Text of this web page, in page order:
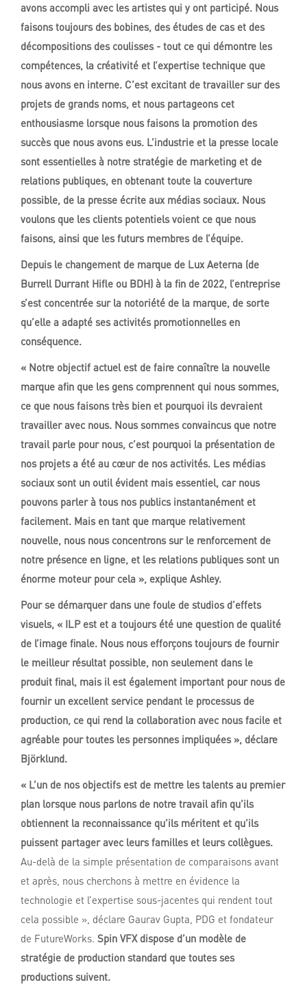
avons accompli avec les artistes qui y ont participé. Nous
faisons toujours des bobines, des études de cas et des
décompositions des coulisses - tout ce qui démontre les
compétences, la créativité et l’expertise technique que
nous avons en interne. C’est excitant de travailler sur des
projets de grands noms, et nous partageons cet
enthousiasme lorsque nous faisons la promotion des
succès que nous avons eus. L’industrie et la presse locale
sont essentielles à notre stratégie de marketing et de
relations publiques, en obtenant toute la couverture
possible, de la presse écrite aux médias sociaux. Nous
voulons que les clients potentiels voient ce que nous
faisons, ainsi que les futurs membres de l’équipe.
Depuis le changement de marque de Lux Aeterna (de
Burrell Durrant Hifle ou BDH) à la fin de 2022, l’entreprise
s’est concentrée sur la notoriété de la marque, de sorte
qu’elle a adapté ses activités promotionnelles en
conséquence.
« Notre objectif actuel est de faire connaître la nouvelle
marque afin que les gens comprennent qui nous sommes,
ce que nous faisons très bien et pourquoi ils devraient
travailler avec nous. Nous sommes convaincus que notre
travail parle pour nous, c’est pourquoi la présentation de
nos projets a été au cœur de nos activités. Les médias
sociaux sont un outil évident mais essentiel, car nous
pouvons parler à tous nos publics instantanément et
facilement. Mais en tant que marque relativement
nouvelle, nous nous concentrons sur le renforcement de
notre présence en ligne, et les relations publiques sont un
énorme moteur pour cela », explique Ashley.
Pour se démarquer dans une foule de studios d’effets
visuels, « ILP est et a toujours été une question de qualité
de l’image finale. Nous nous efforçons toujours de fournir
le meilleur résultat possible, non seulement dans le
produit final, mais il est également important pour nous de
fournir un excellent service pendant le processus de
production, ce qui rend la collaboration avec nous facile et
agréable pour toutes les personnes impliquées », déclare
Björklund.
« L’un de nos objectifs est de mettre les talents au premier
plan lorsque nous parlons de notre travail afin qu’ils
obtiennent la reconnaissance qu’ils méritent et qu’ils
puissent partager avec leurs familles et leurs collègues.
Au-delà de la simple présentation de comparaisons avant
et après, nous cherchons à mettre en évidence la
technologie et l’expertise sous-jacentes qui rendent tout
cela possible », déclare Gaurav Gupta, PDG et fondateur
de FutureWorks. Spin VFX dispose d’un modèle de
stratégie de production standard que toutes ses
productions suivent.